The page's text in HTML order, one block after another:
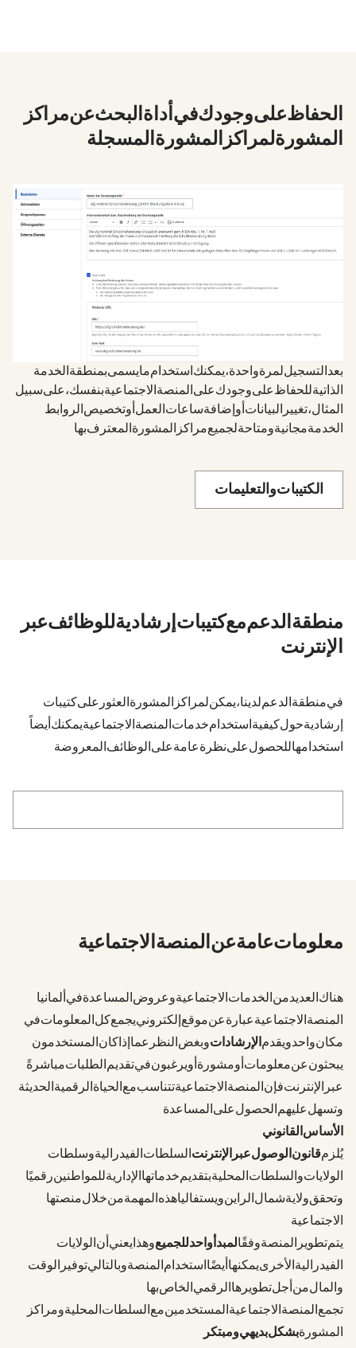
2. الحفاظ على وجودك في أداة البحث عن مراكز
المشورة - لمراكز المشورة المسجلة
بعد التسجيل لمرة واحدة، يمكنك استخدام ما يسمى بمنطقة الخدمة
الذاتية للحفاظ على وجودك على المنصة الاجتماعية بنفسك، على سبيل
المثال، تغيير البيانات أو إضافة ساعات العمل أو تخصيص الروابط.
الخدمة مجانية ومتاحة لجميع مراكز المشورة المعترف بها.
الكتيبات والتعليمات
3. منطقة الدعم مع كتيبات إرشادية للوظائف عبر
الإنترنت
في منطقة الدعم لدينا، يمكن لمراكز المشورة العثور على كتيبات
إرشادية حول كيفية استخدام خدمات المنصة الاجتماعية. يمكنك أيضاً
استخدامها للحصول على نظرة عامة على الوظائف المعروضة.
هناك العديد من الخدمات الاجتماعية وعروض المساعدة في ألمانيا.
المنصة الاجتماعية عبارة عن موقع إلكتروني يجمع كل المعلومات في
مكان واحد ويقدمالإرشادات. وبغض النظر عما إذا كان المستخدمون
يبحثون عن معلومات أو مشورة أو يرغبون في تقديم الطلبات مباشرةً
عبر الإنترنت - فإن المنصة الاجتماعية تتناسب مع الحياة الرقمية الحديثة
وتسهل عليهم الحصول على المساعدة.
الأساس القانوني
يُلزمقانون الوصول عبر الإنترنت (OZG)السلطات الفيدرالية وسلطات
الولايات والسلطات المحلية بتقديم خدماتها الإدارية للمواطنين رقميًا.
وتحقق ولاية شمال الراين-ويستفاليا هذه المهمة من خلال منصتها
الاجتماعية.
يتم تطوير المنصة وفقًالمبدأ "واحد للجميع" (EfA). وهذا يعني أن الولايات
الفيدرالية الأخرى يمكنها أيضًا استخدام المنصة وبالتالي توفير الوقت
والمال من أجل تطويرها الرقمي الخاص بها.
تجمع المنصة الاجتماعية المستخدمين مع السلطات المحلية ومراكز
المشورة -بشكل بديهيومبتكر